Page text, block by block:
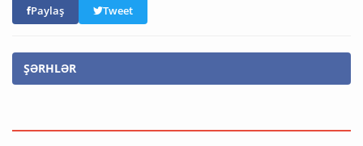
Paylaş Tweet
ŞƏRHLƏR